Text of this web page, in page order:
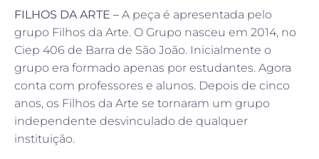
FILHOS DA ARTE – A peça é apresentada pelo
grupo Filhos da Arte. O Grupo nasceu em 2014, no
Ciep 406 de Barra de São João. Inicialmente o
grupo era formado apenas por estudantes. Agora
conta com professores e alunos. Depois de cinco
anos, os Filhos da Arte se tornaram um grupo
independente desvinculado de qualquer
instituição.